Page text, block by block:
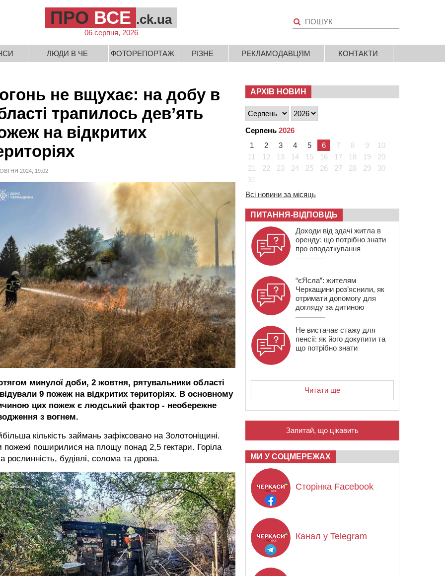
ПРО ВСЕ .ck.ua
06 серпня, 2026
ЛЮДИ В ЧЕ ФОТОРЕПОРТАЖ РІЗНЕ РЕКЛАМОДАВЦЯМ КОНТАКТИ
не вщухає: на добу в
трапилось дев’ять
на відкритих
2024, 19:02
минулої доби, 2 жовтня, рятувальники області
9 пожеж на відкритих територіях. В основному
цих пожеж є людський фактор - необережне
з вогнем.
кількість займань зафіксовано на Золотоніщині.
пожежі поширилися на площу понад 2,5 гектари. Горіла
рослинність, будівлі, солома та дрова.
АРХІВ НОВИН
Серпень 2026
1
2 3 4 5 6 7 8 9
10
11
12 13 14 15 16 17 18 19
20
21
22 23 24 25 26 27 28 29
30
31
Всі новини за місяць
ПИТАННЯ-ВІДПОВІДЬ
Доходи від здачі житла в
оренду: що потрібно знати
про оподаткування
“єЯсла”: жителям
Черкащини роз’яснили, як
отримати допомогу для
догляду за дитиною
Не вистачає стажу для
пенсії: як його докупити та
що потрібно знати
Читати ще
Запитай, що цікавить
МИ У СОЦМЕРЕЖАХ
Сторінка Facebook
Канал у Telegram